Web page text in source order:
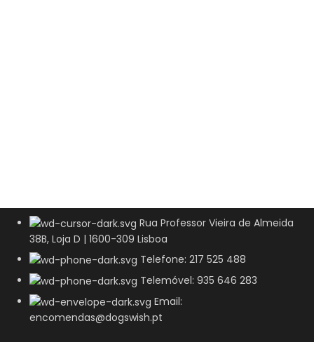
Rua Professor Vieira de Almeida
38B, Loja D | 1600-309 Lisboa
Telefone: 217 525 488
Telemóvel: 935 646 283
Email:
encomendas@dogswish.pt